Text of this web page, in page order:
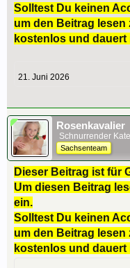
Solltest Du keinen
um den Beitrag
kostenlos und dauert
21. Juni 2026
Rosenkavalier
Schnurrender
Sachsenteam
Dieser Beitrag ist für
Um diesen Beitrag
ein.
Solltest Du keinen
um den Beitrag
kostenlos und dauert